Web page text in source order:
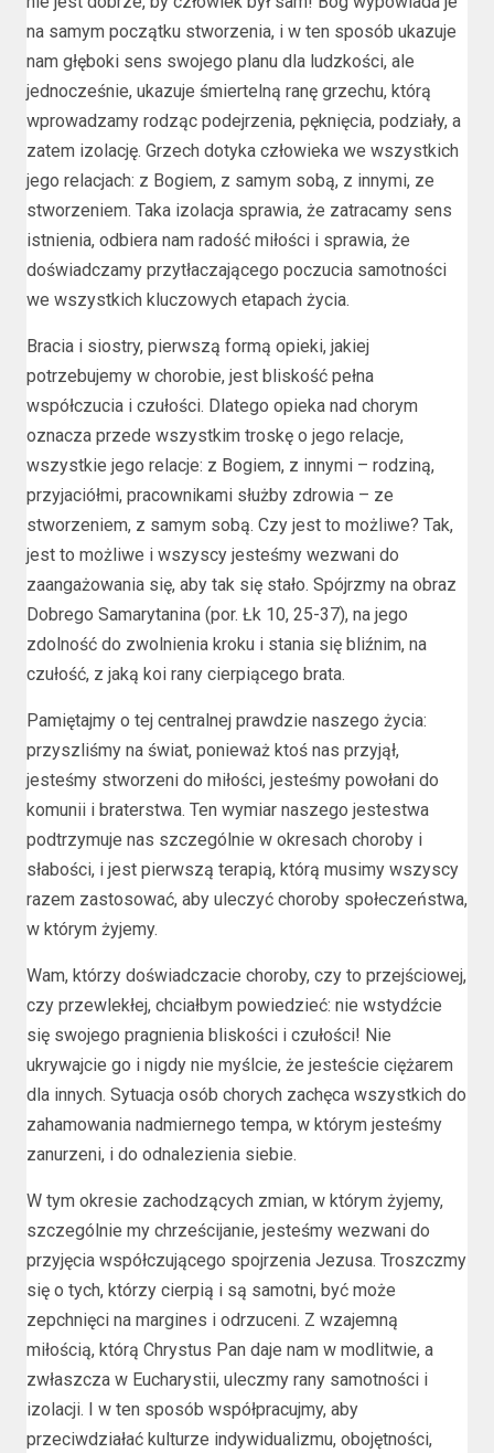
na samym początku stworzenia, i w ten sposób ukazuje
nam głęboki sens swojego planu dla ludzkości, ale
jednocześnie, ukazuje śmiertelną ranę grzechu, którą
wprowadzamy rodząc podejrzenia, pęknięcia, podziały, a
zatem izolację. Grzech dotyka człowieka we wszystkich
jego relacjach: z Bogiem, z samym sobą, z innymi, ze
stworzeniem. Taka izolacja sprawia, że zatracamy sens
istnienia, odbiera nam radość miłości i sprawia, że
doświadczamy przytłaczającego poczucia samotności
we wszystkich kluczowych etapach życia.
Bracia i siostry, pierwszą formą opieki, jakiej
potrzebujemy w chorobie, jest bliskość pełna
współczucia i czułości. Dlatego opieka nad chorym
oznacza przede wszystkim troskę o jego relacje,
wszystkie jego relacje: z Bogiem, z innymi – rodziną,
przyjaciółmi, pracownikami służby zdrowia – ze
stworzeniem, z samym sobą. Czy jest to możliwe? Tak,
jest to możliwe i wszyscy jesteśmy wezwani do
zaangażowania się, aby tak się stało. Spójrzmy na obraz
Dobrego Samarytanina (por. Łk 10, 25-37), na jego
zdolność do zwolnienia kroku i stania się bliźnim, na
czułość, z jaką koi rany cierpiącego brata.
Pamiętajmy o tej centralnej prawdzie naszego życia:
przyszliśmy na świat, ponieważ ktoś nas przyjął,
jesteśmy stworzeni do miłości, jesteśmy powołani do
komunii i braterstwa. Ten wymiar naszego jestestwa
podtrzymuje nas szczególnie w okresach choroby i
słabości, i jest pierwszą terapią, którą musimy wszyscy
razem zastosować, aby uleczyć choroby społeczeństwa,
w którym żyjemy.
Wam, którzy doświadczacie choroby, czy to przejściowej,
czy przewlekłej, chciałbym powiedzieć: nie wstydźcie
się swojego pragnienia bliskości i czułości! Nie
ukrywajcie go i nigdy nie myślcie, że jesteście ciężarem
dla innych. Sytuacja osób chorych zachęca wszystkich do
zahamowania nadmiernego tempa, w którym jesteśmy
zanurzeni, i do odnalezienia siebie.
W tym okresie zachodzących zmian, w którym żyjemy,
szczególnie my chrześcijanie, jesteśmy wezwani do
przyjęcia współczującego spojrzenia Jezusa. Troszczmy
się o tych, którzy cierpią i są samotni, być może
zepchnięci na margines i odrzuceni. Z wzajemną
miłością, którą Chrystus Pan daje nam w modlitwie, a
zwłaszcza w Eucharystii, uleczmy rany samotności i
izolacji. I w ten sposób współpracujmy, aby
przeciwdziałać kulturze indywidualizmu, obojętności,